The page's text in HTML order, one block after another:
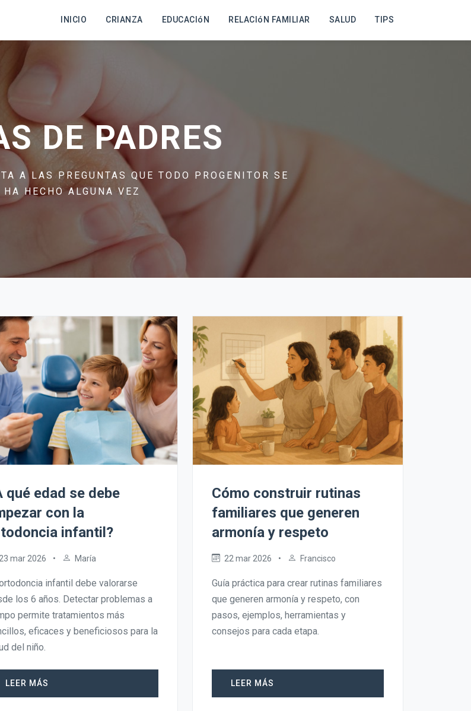
INICIO CRIANZA EDUCACIóN RELACIóN FAMILIAR SALUD TIPS
DE PADRES
A LAS PREGUNTAS QUE TODO PROGENITOR SE
HA HECHO ALGUNA VEZ
qué edad se debe
con la
infantil?
23 mar 2026 • María
infantil debe valorarse
los 6 años. Detectar problemas a
permite tratamientos más
eficaces y beneficiosos para la
del niño.
LEER MÁS
Cómo construir rutinas
familiares que generen
armonía y respeto
22 mar 2026 • Francisco
Guía práctica para crear rutinas familiares
que generen armonía y respeto, con
pasos, ejemplos, herramientas y
consejos para cada etapa.
LEER MÁS